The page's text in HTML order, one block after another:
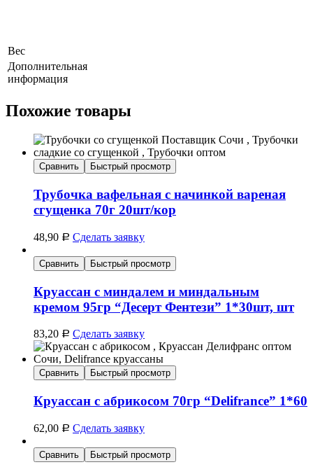
Вес
Дополнительная
информация
Похожие товары
Сравнить Быстрый просмотр
Трубочка вафельная с начинкой вареная
сгущенка 70г 20шт/кор
48,90 Р Сделать заявку
Сравнить Быстрый просмотр
Круассан с миндалем и миндальным
кремом 95гр “Десерт Фентези” 1*30шт, шт
83,20 Р Сделать заявку
Сравнить Быстрый просмотр
Круассан с абрикосом 70гр “Delifrance” 1*60
62,00 Р Сделать заявку
Сравнить Быстрый просмотр